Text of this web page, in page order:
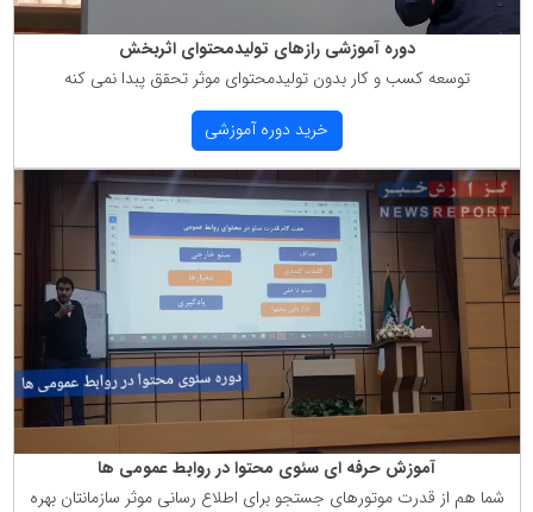
دوره آموزشی رازهای تولیدمحتوای اثربخش
توسعه كسب و كار بدون تولیدمحتوای موثر تحقق پبدا نمی كنه
خرید دوره آموزشی
آموزش حرفه ای سئوی محتوا در روابط عمومی ها
شما هم از قدرت موتورهای جستجو برای اطلاع رسانی موثر سازمانتان بهره